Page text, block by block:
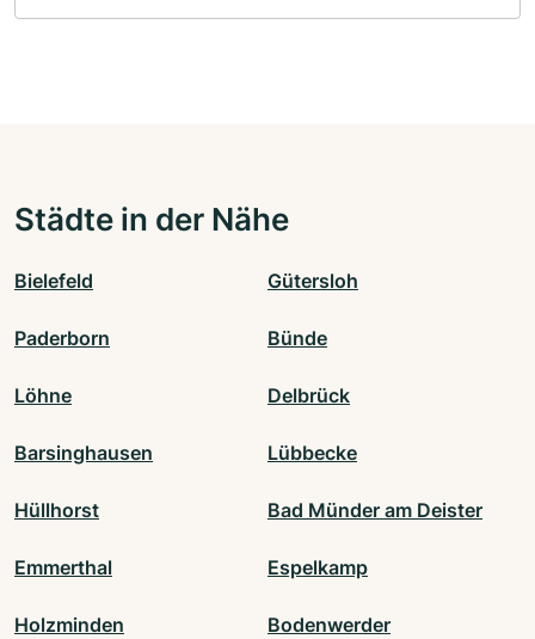
Städte in der Nähe
Bielefeld Gütersloh
Paderborn Bünde
Löhne Delbrück
Barsinghausen Lübbecke
Hüllhorst Bad Münder am Deister
Emmerthal Espelkamp
Holzminden Bodenwerder